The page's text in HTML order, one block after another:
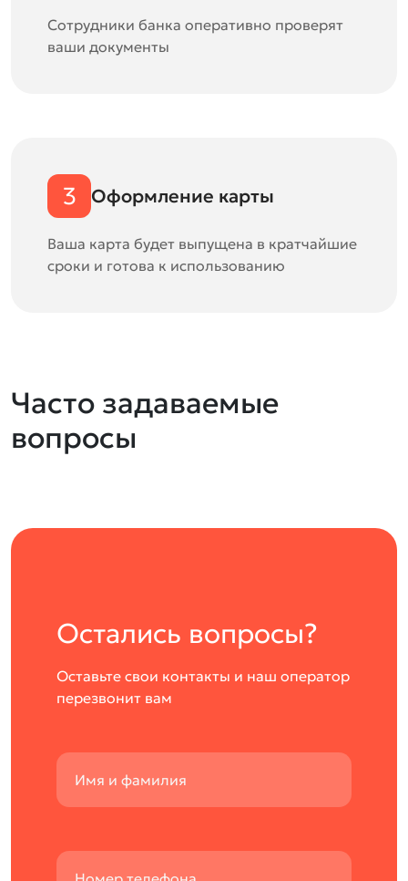
Сотрудники банка оперативно проверят
ваши документы
3 Оформление карты
Ваша карта будет выпущена в кратчайшие
сроки и готова к использованию
Часто задаваемые
вопросы
Остались вопросы?
Оставьте свои контакты и наш оператор
перезвонит вам